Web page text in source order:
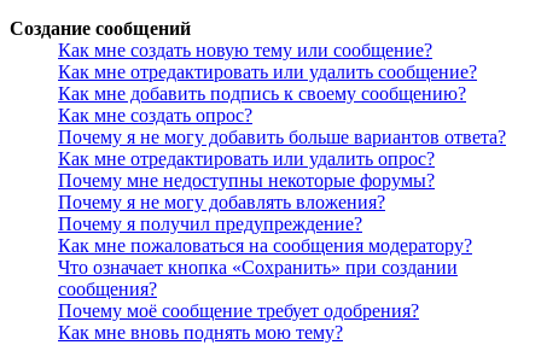
Создание сообщений
Как мне создать новую тему или сообщение?
Как мне отредактировать или удалить сообщение?
Как мне добавить подпись к своему сообщению?
Как мне создать опрос?
Почему я не могу добавить больше вариантов ответа?
Как мне отредактировать или удалить опрос?
Почему мне недоступны некоторые форумы?
Почему я не могу добавлять вложения?
Почему я получил предупреждение?
Как мне пожаловаться на сообщения модератору?
Что означает кнопка «Сохранить» при создании
сообщения?
Почему моё сообщение требует одобрения?
Как мне вновь поднять мою тему?